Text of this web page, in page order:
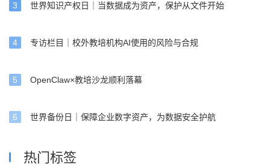
数据安全 非结构化数据管理 2025/08/26
企业非结构化数据：海量“混沌”中如何挖掘价值与破局？
后。
数据安全
3 世界知识产权日｜当数据成为资产，保护从文件开始
4 专访栏目｜校外教培机构AI使用的风险与合规
5 OpenClaw×教培沙龙顺利落幕
6 世界备份日｜保障企业数字资产，为数据安全护航
热门标签